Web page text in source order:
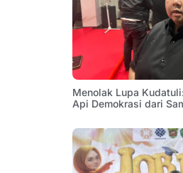
Menolak Lupa
Api Demokrasi dari